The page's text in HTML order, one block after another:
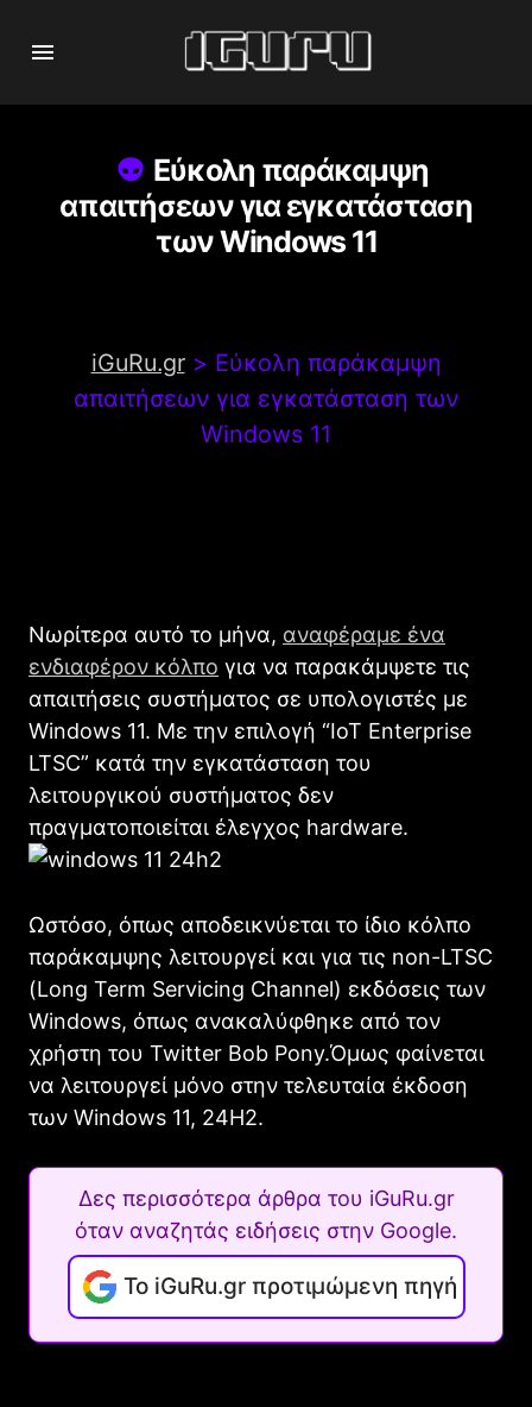
Εύκολη παράκαμψη
απαιτήσεων για εγκατάσταση
των Windows 11
iGuRu.gr> Εύκολη παράκαμψη
απαιτήσεων για εγκατάσταση των
Windows 11
Νωρίτερα αυτό το μήνα, αναφέραμε ένα
ενδιαφέρον κόλπο για να παρακάμψετε τις
απαιτήσεις συστήματος σε υπολογιστές με
Windows 11. Με την επιλογή “IoT Enterprise
LTSC” κατά την εγκατάσταση του
λειτουργικού συστήματος δεν
πραγματοποιείται έλεγχος hardware.
Ωστόσο, όπως αποδεικνύεται το ίδιο κόλπο
παράκαμψης λειτουργεί και για τις non-LTSC
(Long Term Servicing Channel) εκδόσεις των
Windows, όπως ανακαλύφθηκε από τον
χρήστη του Twitter Bob Pony.Όμως φαίνεται
να λειτουργεί μόνο στην τελευταία έκδοση
των Windows 11, 24H2.
Δες περισσότερα άρθρα του iGuRu.gr
όταν αναζητάς ειδήσεις στην Google.
Το iGuRu.gr προτιμώμενη πηγή